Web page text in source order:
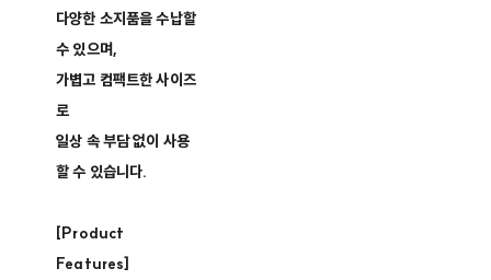
다양한 소지품을 수납할
수 있으며,
가볍고 컴팩트한 사이즈
로
일상 속 부담 없이 사용
할 수 있습니다.
[Product
Features]